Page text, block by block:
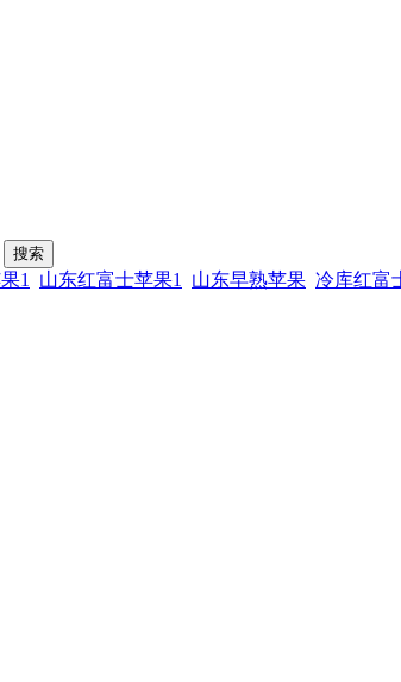
1 山东红富士苹果1 山东早熟苹果 冷库红富